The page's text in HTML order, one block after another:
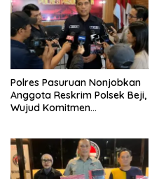
Polres Pasuruan Nonjobkan
Anggota Reskrim Polsek Beji,
Wujud Komitmen